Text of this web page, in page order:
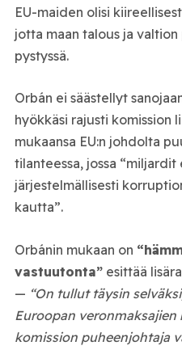
EU-maiden olisi
jotta maan talous ja
pystyssä.
Orbán ei säästellyt
hyökkäsi rajusti komission
mukaansa EU:n johdolta
tilanteessa, jossa
järjestelmällisesti
kautta”.
Orbánin mukaan on
vastuutonta”esittää
— “On tullut täysin
Euroopan veronmaksajien
komission puheenjohtaja